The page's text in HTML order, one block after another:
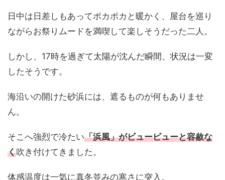
日中は日差しもあってポカポカと暖かく、屋台を巡り
ながらお祭りムードを満喫して楽しそうだった二人。
しかし、17時を過ぎて太陽が沈んだ瞬間、状況は一変
したそうです。
海沿いの開けた砂浜には、遮るものが何もありませ
ん。
そこへ強烈で冷たい「浜風」がビュービューと容赦な
く吹き付けてきました。
体感温度は一気に真冬並みの寒さに突入。